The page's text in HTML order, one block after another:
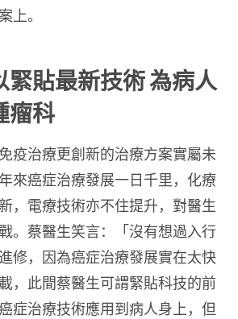
上。
緊貼最新技術 為病人
瘤科
疫治療更創新的治療方案實屬未
來癌症治療發展一日千里，化療
，電療技術亦不住提升，對醫生
。蔡醫生笑言：「沒有想過入行
修，因為癌症治療發展實在太快
，此間蔡醫生可謂緊貼科技的前
症治療技術應用到病人身上，但